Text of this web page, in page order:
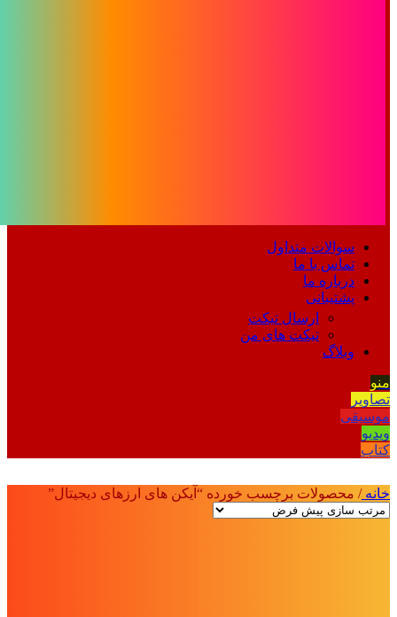
سوالات متداول
تماس با ما
درباره ما
پشتیبانی
ارسال تیکت
تیکت های من
وبلاگ
منو
تصاویر
موسیقی
ویدیو
کتاب
خانه/ محصولات برچسب خورده “آیکن های ارزهای دیجیتال”